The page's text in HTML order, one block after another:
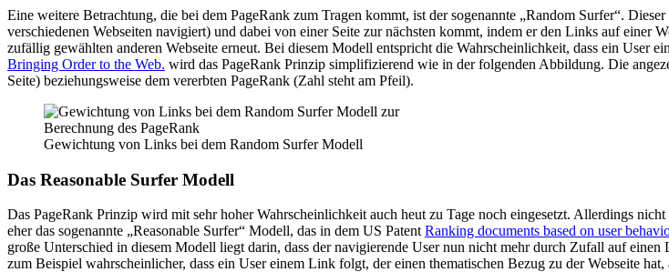
Eine weitere Betrachtung, die bei dem PageRank zum Tragen kommt, ist der sogenannte „Random Surfer“.
verschiedenen Webseiten navigiert) und dabei von einer Seite zur nächsten kommt, indem er den Links auf
zufällig gewählten anderen Webseite erneut. Bei diesem Modell entspricht die Wahrscheinlichkeit, dass ein User
Bringing Order to the Web. wird das PageRank Prinzip simplifizierend wie in der folgenden Abbildung. Die
Seite) beziehungsweise dem vererbten PageRank (Zahl steht am Pfeil).
Gewichtung von Links bei dem Random Surfer Modell
Das Reasonable Surfer Modell
Das PageRank Prinzip wird mit sehr hoher Wahrscheinlichkeit auch heut zu Tage noch eingesetzt. Allerdings
eher das sogenannte „Reasonable Surfer“ Modell, das in dem US Patent Ranking documents based on user
große Unterschied in diesem Modell liegt darin, dass der navigierende User nun nicht mehr durch Zufall auf
zum Beispiel wahrscheinlicher, dass ein User einem Link folgt, der einen thematischen Bezug zu der Webseite